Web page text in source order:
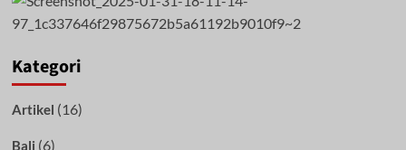
Kategori
Artikel (16)
Bali (6)